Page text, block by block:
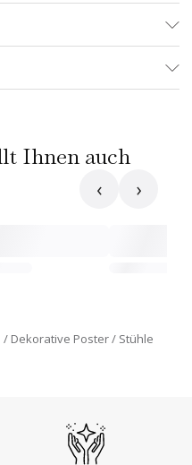
Ihnen auch
‹ ›
Dekorative Poster Stühle